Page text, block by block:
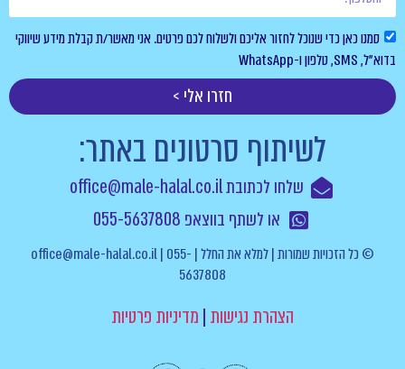
סמנו כאן כדי שנוכל לחזור אליכם ולשלוח לכם פרטים. אני מאשר/ת קבלת מידע שיווקי
בדוא”ל, SMS, טלפון ו-WhatsApp
חזרו אלי >
לשיתוף סרטונים באתר:
שלחו לכתובת office@male-halal.co.il
או לשתף בווצאפ 055-5637808
© כל הזכויות שמורות | למלא את החלל | office@male-halal.co.il | 055-
5637808
הצהרת נגישות | מדיניות פרטיות